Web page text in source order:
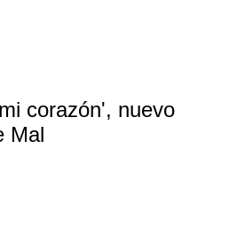
corazón', nuevo
Mal